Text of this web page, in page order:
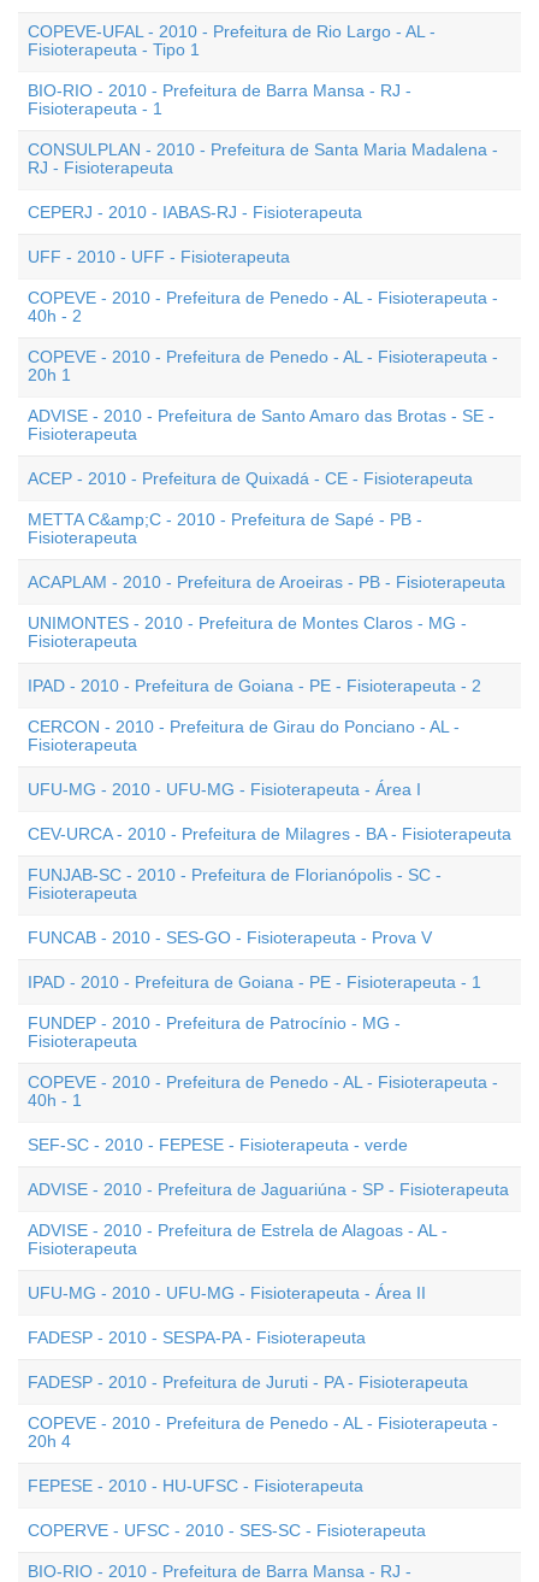
COPEVE-UFAL - 2010 - Prefeitura de Rio Largo - AL -
Fisioterapeuta - Tipo 1
BIO-RIO - 2010 - Prefeitura de Barra Mansa - RJ -
Fisioterapeuta - 1
CONSULPLAN - 2010 - Prefeitura de Santa Maria Madalena -
RJ - Fisioterapeuta
CEPERJ - 2010 - IABAS-RJ - Fisioterapeuta
UFF - 2010 - UFF - Fisioterapeuta
COPEVE - 2010 - Prefeitura de Penedo - AL - Fisioterapeuta -
40h - 2
COPEVE - 2010 - Prefeitura de Penedo - AL - Fisioterapeuta -
20h 1
ADVISE - 2010 - Prefeitura de Santo Amaro das Brotas - SE -
Fisioterapeuta
ACEP - 2010 - Prefeitura de Quixadá - CE - Fisioterapeuta
METTA C&amp;C - 2010 - Prefeitura de Sapé - PB -
Fisioterapeuta
ACAPLAM - 2010 - Prefeitura de Aroeiras - PB - Fisioterapeuta
UNIMONTES - 2010 - Prefeitura de Montes Claros - MG -
Fisioterapeuta
IPAD - 2010 - Prefeitura de Goiana - PE - Fisioterapeuta - 2
CERCON - 2010 - Prefeitura de Girau do Ponciano - AL -
Fisioterapeuta
UFU-MG - 2010 - UFU-MG - Fisioterapeuta - Área I
CEV-URCA - 2010 - Prefeitura de Milagres - BA - Fisioterapeuta
FUNJAB-SC - 2010 - Prefeitura de Florianópolis - SC -
Fisioterapeuta
FUNCAB - 2010 - SES-GO - Fisioterapeuta - Prova V
IPAD - 2010 - Prefeitura de Goiana - PE - Fisioterapeuta - 1
FUNDEP - 2010 - Prefeitura de Patrocínio - MG -
Fisioterapeuta
COPEVE - 2010 - Prefeitura de Penedo - AL - Fisioterapeuta -
40h - 1
SEF-SC - 2010 - FEPESE - Fisioterapeuta - verde
ADVISE - 2010 - Prefeitura de Jaguariúna - SP - Fisioterapeuta
ADVISE - 2010 - Prefeitura de Estrela de Alagoas - AL -
Fisioterapeuta
UFU-MG - 2010 - UFU-MG - Fisioterapeuta - Área II
FADESP - 2010 - SESPA-PA - Fisioterapeuta
FADESP - 2010 - Prefeitura de Juruti - PA - Fisioterapeuta
COPEVE - 2010 - Prefeitura de Penedo - AL - Fisioterapeuta -
20h 4
FEPESE - 2010 - HU-UFSC - Fisioterapeuta
COPERVE - UFSC - 2010 - SES-SC - Fisioterapeuta
BIO-RIO - 2010 - Prefeitura de Barra Mansa - RJ -